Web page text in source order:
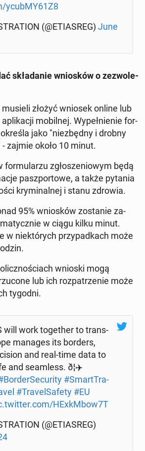
ycubMY61Z8
(@ETIA­SREG) June
skła­da­nie wnio­sków o ze­zwo­le­
złożyć wniosek online lub
mo­bil­nej. Wy­peł­nie­nie for­
jako "nie­zbęd­ny i drobny
zajmie około 10 minut.
for­mu­la­rzu zgło­sze­nio­wym będą
pasz­por­to­we, a także pytania
kry­mi­nal­nej i stanu zdrowia.
95% wnio­sków zo­sta­nie za­
w ciągu kilku minut.
w nie­któ­rych przy­pad­kach może
wnioski mogą
lub ich roz­pa­trze­nie może
tygodni.
will work to­ge­ther to trans­
manages its borders,
and real-time data to
and se­am­less. ð¦✈️
#Smart­Tra­
#Tra­vel­Sa­fe­ty #EU
HE­xkM­bow7T
(@ETIA­SREG)